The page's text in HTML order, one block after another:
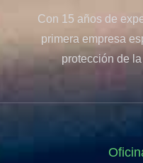
Con 15 años de
primera empresa
protección de